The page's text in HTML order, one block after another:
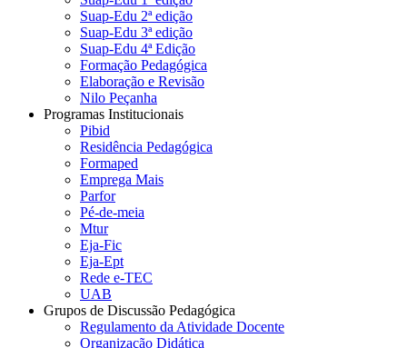
Suap-Edu 2ª edição
Suap-Edu 3ª edição
Suap-Edu 4ª Edição
Formação Pedagógica
Elaboração e Revisão
Nilo Peçanha
Programas Institucionais
Pibid
Residência Pedagógica
Formaped
Emprega Mais
Parfor
Pé-de-meia
Mtur
Eja-Fic
Eja-Ept
Rede e-TEC
UAB
Grupos de Discussão Pedagógica
Regulamento da Atividade Docente
Organização Didática